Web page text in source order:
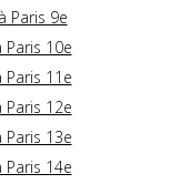
Paris 9e
10e
11e
12e
13e
14e